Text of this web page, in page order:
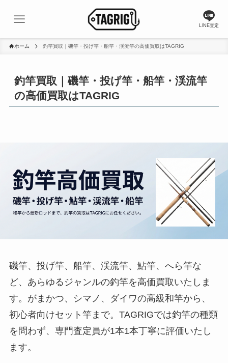
LINE査定
ホーム 釣竿買取｜磯竿・投げ竿・船竿・渓流竿の高価買取はTAGRIG
釣竿買取｜磯竿・投げ竿・船竿・渓流竿
の高価買取はTAGRIG
磯竿、投げ竿、船竿、渓流竿、鮎竿、へら竿な
ど、あらゆるジャンルの釣竿を高価買取いたしま
す。がまかつ、シマノ、ダイワの高級和竿から、
初心者向けセット竿まで。TAGRIGでは釣竿の種類
を問わず、専門査定員が1本1本丁寧に評価いたし
ます。